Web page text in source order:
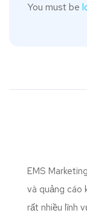
You must be
EMS
và quảng cáo
rất nhiều lĩnh